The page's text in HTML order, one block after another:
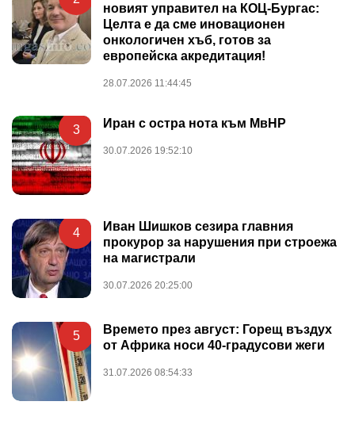
новият управител на КОЦ-Бургас:
Целта е да сме иновационен
онкологичен хъб, готов за
европейска акредитация!
28.07.2026 11:44:45
3 Иран с остра нота към МвНР
30.07.2026 19:52:10
4
Иван Шишков сезира главния
прокурор за нарушения при строежа
на магистрали
30.07.2026 20:25:00
5
Времето през август: Горещ въздух
от Африка носи 40-градусови жеги
31.07.2026 08:54:33